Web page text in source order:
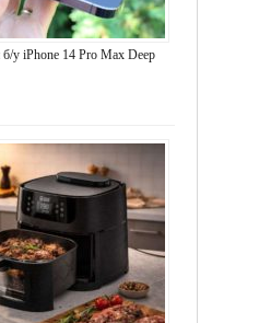
у iPhone 14 Pro Max Deep